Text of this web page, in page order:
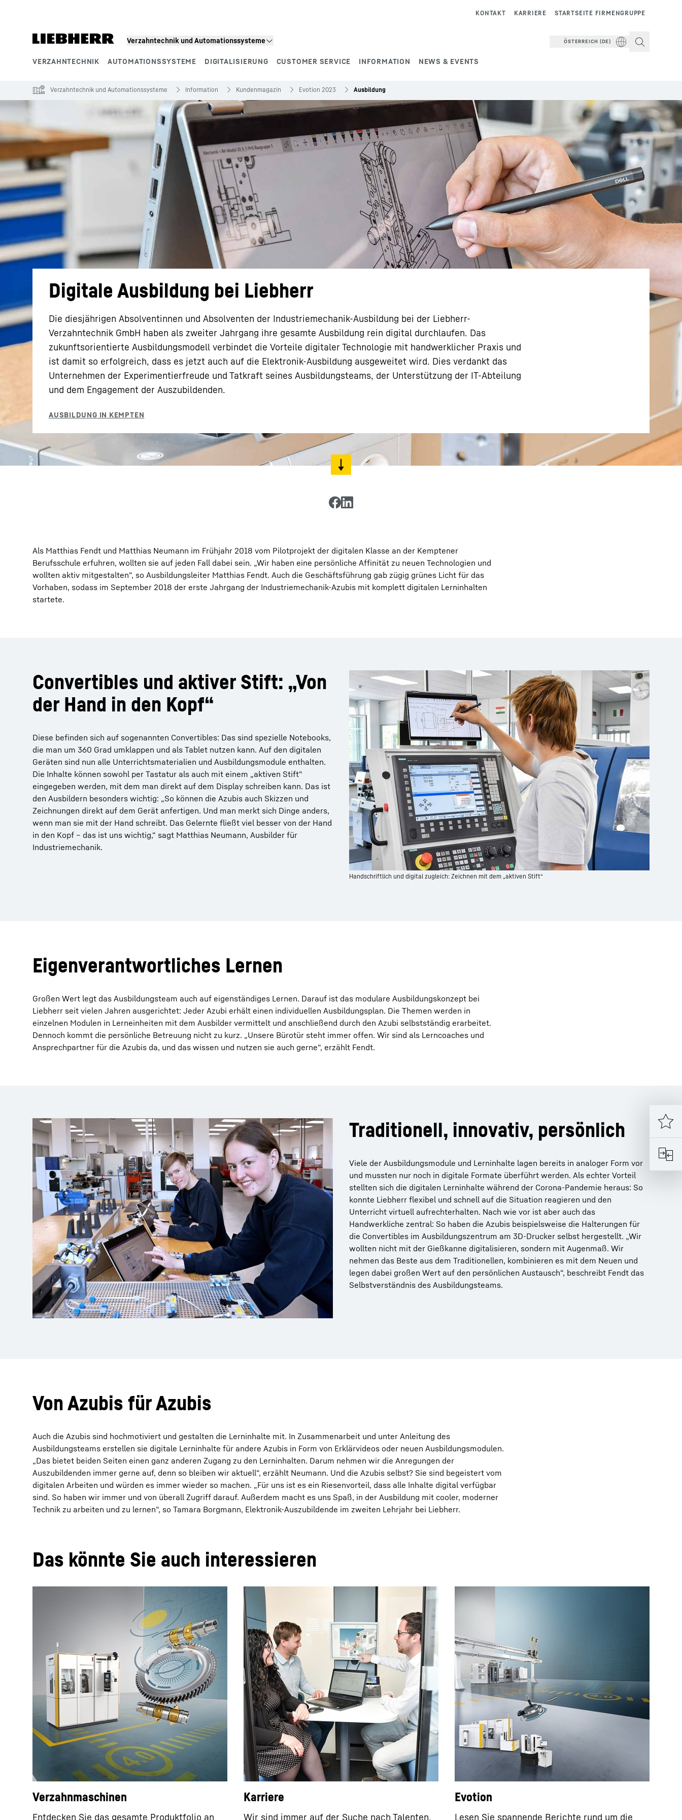
Verzahntechnik und Automationssysteme
VERZAHNTECHNIK AUTOMATIONSSYSTEME DIGITALISIERUNG CUSTOMER SERVICE INFORMATION NEWS & EVENTS
STARTSEITE FIRMENGRUPPE
KARRIERE
KONTAKT
ÖSTERREICH (DE)
Verzahntechnik und Automationssysteme Information Kundenmagazin Evotion 2023 Ausbildung
Digitale Ausbildung bei Liebherr
Die diesjährigen Absolventinnen und Absolventen der Industriemechanik-Ausbildung bei der Liebherr-
Verzahntechnik GmbH haben als zweiter Jahrgang ihre gesamte Ausbildung rein digital durchlaufen. Das
zukunftsorientierte Ausbildungsmodell verbindet die Vorteile digitaler Technologie mit handwerklicher Praxis und
ist damit so erfolgreich, dass es jetzt auch auf die Elektronik-Ausbildung ausgeweitet wird. Dies verdankt das
Unternehmen der Experimentierfreude und Tatkraft seines Ausbildungsteams, der Unterstützung der IT-Abteilung
und dem Engagement der Auszubildenden.
Als Matthias Fendt und Matthias Neumann im Frühjahr 2018 vom Pilotprojekt der digitalen Klasse an der Kemptener
Berufsschule erfuhren, wollten sie auf jeden Fall dabei sein. „Wir haben eine persönliche Affinität zu neuen Technologien und
wollten aktiv mitgestalten“, so Ausbildungsleiter Matthias Fendt. Auch die Geschäftsführung gab zügig grünes Licht für das
Vorhaben, sodass im September 2018 der erste Jahrgang der Industriemechanik-Azubis mit komplett digitalen Lerninhalten
startete.
Handschriftlich und digital zugleich: Zeichnen mit dem „aktiven Stift“
Convertibles und aktiver Stift: „Von
der Hand in den Kopf“
Diese befinden sich auf sogenannten Convertibles: Das sind spezielle Notebooks,
die man um 360 Grad umklappen und als Tablet nutzen kann. Auf den digitalen
Geräten sind nun alle Unterrichtsmaterialien und Ausbildungsmodule enthalten.
Die Inhalte können sowohl per Tastatur als auch mit einem „aktiven Stift“
eingegeben werden, mit dem man direkt auf dem Display schreiben kann. Das ist
den Ausbildern besonders wichtig: „So können die Azubis auch Skizzen und
Zeichnungen direkt auf dem Gerät anfertigen. Und man merkt sich Dinge anders,
wenn man sie mit der Hand schreibt. Das Gelernte fließt viel besser von der Hand
in den Kopf – das ist uns wichtig,“ sagt Matthias Neumann, Ausbilder für
Industriemechanik.
Eigenverantwortliches Lernen
Großen Wert legt das Ausbildungsteam auch auf eigenständiges Lernen. Darauf ist das modulare Ausbildungskonzept bei
Liebherr seit vielen Jahren ausgerichtet: Jeder Azubi erhält einen individuellen Ausbildungsplan. Die Themen werden in
einzelnen Modulen in Lerneinheiten mit dem Ausbilder vermittelt und anschließend durch den Azubi selbstständig erarbeitet.
Dennoch kommt die persönliche Betreuung nicht zu kurz. „Unsere Bürotür steht immer offen. Wir sind als Lerncoaches und
Ansprechpartner für die Azubis da, und das wissen und nutzen sie auch gerne“, erzählt Fendt.
Traditionell, innovativ, persönlich
Viele der Ausbildungsmodule und Lerninhalte lagen bereits in analoger Form vor
und mussten nur noch in digitale Formate überführt werden. Als echter Vorteil
stellten sich die digitalen Lerninhalte während der Corona-Pandemie heraus: So
konnte Liebherr flexibel und schnell auf die Situation reagieren und den
Unterricht virtuell aufrechterhalten. Nach wie vor ist aber auch das
Handwerkliche zentral: So haben die Azubis beispielsweise die Halterungen für
die Convertibles im Ausbildungszentrum am 3D-Drucker selbst hergestellt. „Wir
wollten nicht mit der Gießkanne digitalisieren, sondern mit Augenmaß. Wir
nehmen das Beste aus dem Traditionellen, kombinieren es mit dem Neuen und
legen dabei großen Wert auf den persönlichen Austausch“, beschreibt Fendt das
Selbstverständnis des Ausbildungsteams.
Von Azubis für Azubis
Auch die Azubis sind hochmotiviert und gestalten die Lerninhalte mit. In Zusammenarbeit und unter Anleitung des
Ausbildungsteams erstellen sie digitale Lerninhalte für andere Azubis in Form von Erklärvideos oder neuen Ausbildungsmodulen.
„Das bietet beiden Seiten einen ganz anderen Zugang zu den Lerninhalten. Darum nehmen wir die Anregungen der
Auszubildenden immer gerne auf, denn so bleiben wir aktuell“, erzählt Neumann. Und die Azubis selbst? Sie sind begeistert vom
digitalen Arbeiten und würden es immer wieder so machen. „Für uns ist es ein Riesenvorteil, dass alle Inhalte digital verfügbar
sind. So haben wir immer und von überall Zugriff darauf. Außerdem macht es uns Spaß, in der Ausbildung mit cooler, moderner
Technik zu arbeiten und zu lernen“, so Tamara Borgmann, Elektronik-Auszubildende im zweiten Lehrjahr bei Liebherr.
Das könnte Sie auch interessieren
Verzahnmaschinen
Entdecken Sie das gesamte Produktfolio an
Karriere
Wir sind immer auf der Suche nach Talenten,
Evotion
Lesen Sie spannende Berichte rund um die